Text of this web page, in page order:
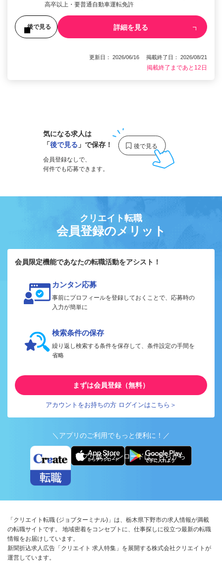
高卒以上・要普通自動車運転免許
後で見る 詳細を見る
更新日： 2026/06/16 掲載終了日： 2026/08/21
掲載終了まであと12日
気になる求人は
「後で見る 」で保存！
会員登録なしで、
何件でも応募できます。
クリエイト転職
会員登録のメリット
会員限定機能であなたの転職活動をアシスト！
カンタン応募
事前にプロフィールを登録しておくことで、応募時の
入力が簡単に
検索条件の保存
繰り返し検索する条件を保存して、条件設定の手間を
省略
まずは会員登録（無料）
アカウントをお持ちの方 ログインはこちら＞
＼アプリのご利用でもっと便利に！／
アプリ版ダウンロードはこちらから
「クリエイト転職 (ジョブターミナル)」は、栃木県下野市の求人情報が満載
の転職サイトです。 地域密着をコンセプトに、仕事探しに役立つ最新の転職
情報をお届けしています。
新聞折込求人広告「クリエイト 求人特集」を展開する株式会社クリエイトが
運営しています。